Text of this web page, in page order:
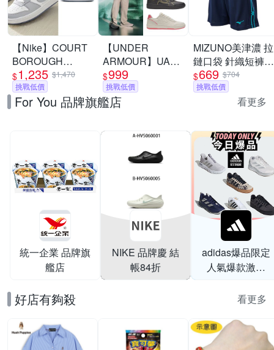
【Nike】COURT
BOROUGH
RECRAFT SE GS
休閒鞋 運動鞋 女/
大童 A-IH4519100
$1,235 $1,470
挑戰低價
【UNDER
ARMOUR】UA
Tempo 運動休閒鞋
多款任選
$999
挑戰低價
MIZUNO美津濃 拉
鏈口袋 針織短褲
_32TBC533xx
$669 $704
挑戰低價
For You 品牌旗艦店 看更多
統一企業 品牌旗
艦店
NIKE 品牌慶 結
帳84折
adidas爆品限定
人氣爆款激降
好店有夠殺 看更多